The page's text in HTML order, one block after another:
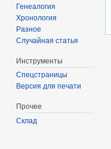
Генеалогия
Хронология
Разное
Случайная статья
Инструменты
Спецстраницы
Версия для печати
Прочее
Склад